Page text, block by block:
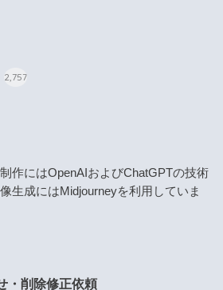
2,757
作にはOpenAIおよびChatGPTの技術
生成にはMidjourneyを利用していま
・削除修正依頼